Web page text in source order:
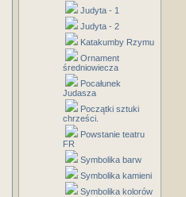
Judyta - 1
Judyta - 2
Katakumby Rzymu
Ornament
średniowiecza
Pocałunek
Judasza
Początki sztuki
chrześci.
Powstanie teatru
FR
Symbolika barw
Symbolika kamieni
Symbolika kolorów